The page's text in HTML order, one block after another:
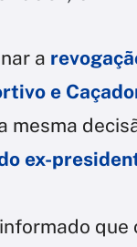
a
e
mesma
ex-